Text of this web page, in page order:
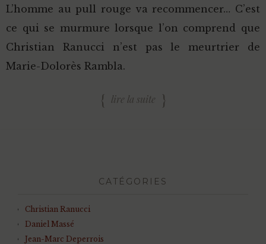
L’homme au pull rouge va recommencer… C’est
ce qui se murmure lorsque l’on comprend que
Christian Ranucci n’est pas le meurtrier de
Marie-Dolorès Rambla.
lire la suite
CATÉGORIES
Christian Ranucci
Daniel Massé
Jean-Marc Deperrois